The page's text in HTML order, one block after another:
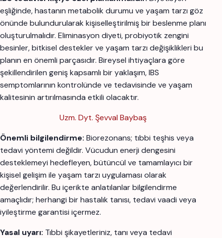
eşliğinde, hastanın metabolik durumu ve yaşam tarzı göz
önünde bulundurularak kişiselleştirilmiş bir beslenme planı
oluşturulmalıdır. Eliminasyon diyeti, probiyotik zengini
besinler, bitkisel destekler ve yaşam tarzı değişiklikleri bu
planın en önemli parçasıdır. Bireysel ihtiyaçlara göre
şekillendirilen geniş kapsamlı bir yaklaşım, IBS
semptomlarının kontrolünde ve tedavisinde ve yaşam
kalitesinin artırılmasında etkili olacaktır.
Uzm. Dyt. Şevval Baybaş
Önemli bilgilendirme: Biorezonans; tıbbi teşhis veya
tedavi yöntemi değildir. Vücudun enerji dengesini
desteklemeyi hedefleyen, bütüncül ve tamamlayıcı bir
kişisel gelişim ile yaşam tarzı uygulaması olarak
değerlendirilir. Bu içerikte anlatılanlar bilgilendirme
amaçlıdır; herhangi bir hastalık tanısı, tedavi vaadi veya
iyileştirme garantisi içermez.
Yasal uyarı: Tıbbi şikayetleriniz, tanı veya tedavi